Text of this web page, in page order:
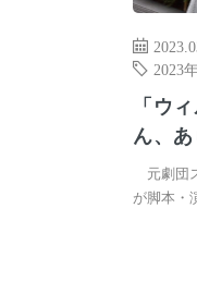
2023
「ウ
ん、
元劇団
が脚本・